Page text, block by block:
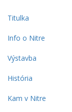
Titulka
Info o Nitre
Výstavba
História
Kam v Nitre